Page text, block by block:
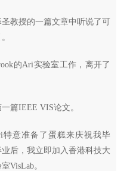
教授的一篇文章中听说了可
的Ari实验室工作，离开了
篇IEEE VIS论文。
特意准备了蛋糕来庆祝我毕
后，我立即加入香港科技大
VisLab。